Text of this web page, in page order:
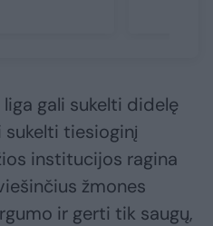
gali sukelti didelę
tiesioginį
institucijos ragina
žmones
ir gerti tik saugų,